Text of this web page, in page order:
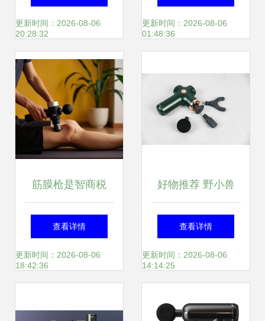
图赏
更新时间：2026-08-06
20:28:32
解答你的所有疑问
更新时间：2026-08-06
01:48:36
筋膜枪是智商税
吗？三款热门筋膜
枪深度评测
查看详情
更新时间：2026-08-06
18:42:36
好物推荐 野小兽
MG11S筋膜枪，让
舒适与颜值并肩同
查看详情
更新时间：2026-08-06
14:14:25